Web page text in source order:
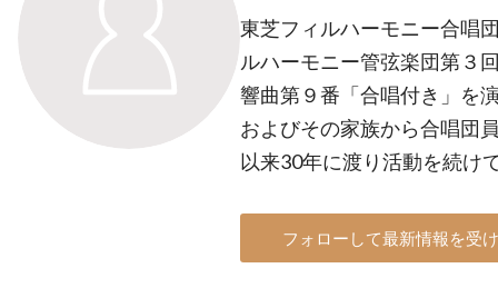
東芝フィルハーモニー合唱
ルハーモニー管弦楽団第３
響曲第９番「合唱付き」を
およびその家族から合唱団
以来30年に渡り活動を続け
フォローして最新情報を受